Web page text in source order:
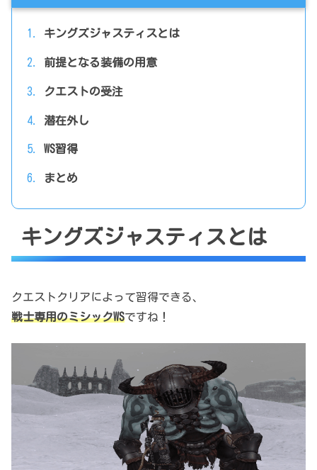
キングズジャスティスとは
前提となる装備の用意
クエストの受注
潜在外し
WS習得
まとめ
キングズジャスティスとは
クエストクリアによって習得できる、
戦士専用のミシックWSですね！